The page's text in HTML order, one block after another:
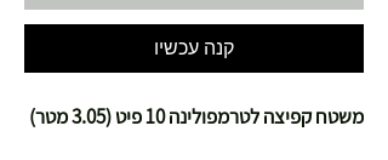
קנה עכשיו
משטח קפיצה לטרמפולינה 10 פיט (3.05 מטר)